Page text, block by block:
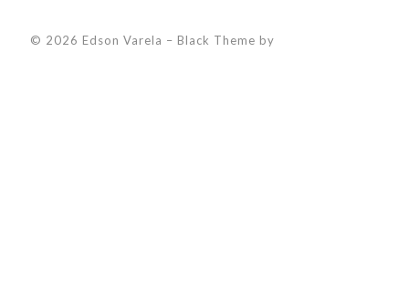
© 2026 Edson Varela – Black Theme by